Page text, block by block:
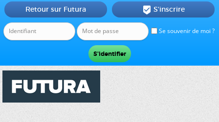
Se souvenir de moi ?
Retour sur Futura  S'inscrire